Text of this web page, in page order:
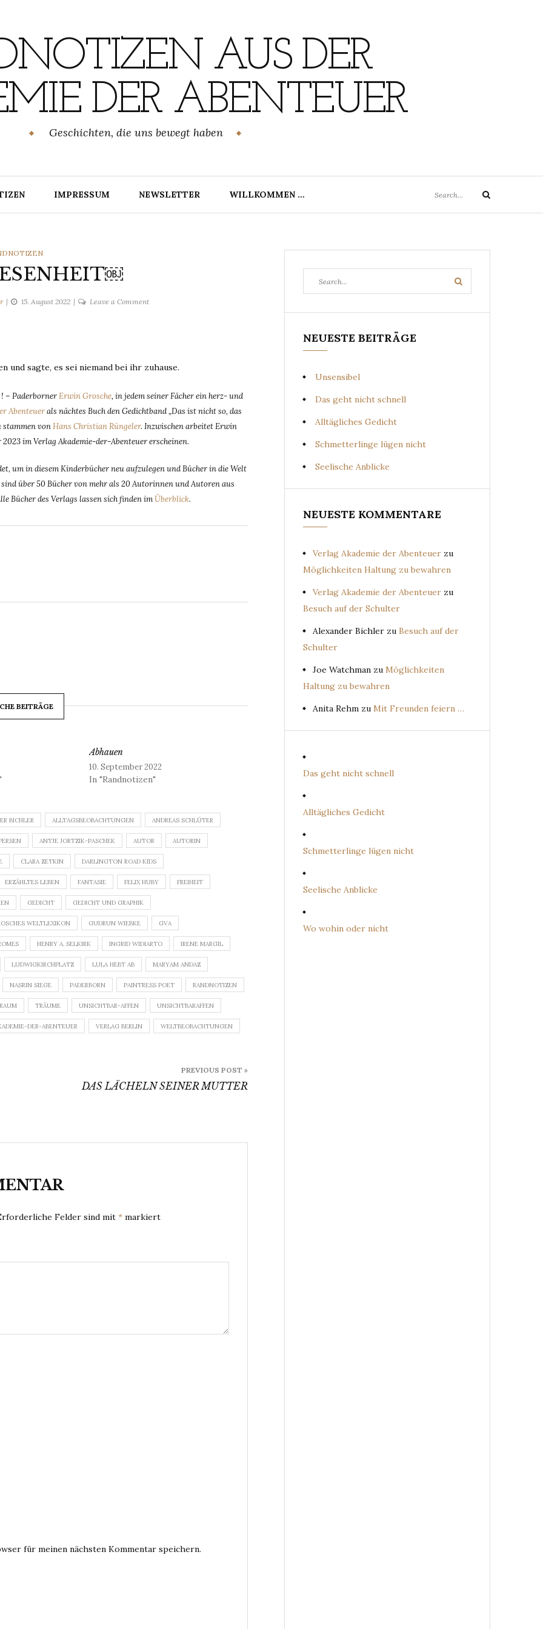
AUS DER
DER ABENTEUER
Geschichten, die uns bewegt haben
IMPRESSUM NEWSLETTER WILLKOMMEN …
for:
Search
15. August 2022 Leave a Commenton
und sagte, es sei niemand bei ihr zuhause.
– PaderbornerErwin Grosche, in jedem seiner Fächer ein herz- und
Abenteuerals nächtes Buch den Gedichtband „Das ist nicht so, das
stammen vonHans Christian Rüngeler. Inzwischen arbeitet Erwin
im Verlag Akademie-der-Abenteuer erscheinen.
um in diesem Kinderbücher neu aufzulegen und Bücher in die Welt
über 50 Bücher von mehr als 20 Autorinnen und Autoren aus
Bücher des Verlags lassen sich finden imÜberblick.
BEITRÄGE
Abhauen
10. September 2022
In "Randnotizen"
BICHLER ALLTAGSBEOBACHTUNGEN ANDREAS SCHLÜTER
ANTJE JORTZIK-PASCHEK AUTOR AUTORIN
CLARA ZETKIN DARLINGTON ROAD KIDS
ERZÄHLTES LEBEN FANTASIE FELIX HUBY FREIHEIT
GEDICHT GEDICHT UND GRAPHIK
WELTLEXIKON GUDRUN WIEBKE GVA
HENRY A. SELKIRK INGRID WIDIARTO IRENE MARGIL
LUDWIGKIRCHPLATZ LULA HEBT AB MARYAM ANDAZ
NASRIN SIEGE PADERBORN PAINTRESS POET RANDNOTIZEN
TRÄUME UNSICHTBAR-AFFEN UNSICHTBARAFFEN
DER-ABENTEUER VERLAG BERLIN WELTBEOBACHTUNGEN
PREVIOUS POST »
DAS LÄCHELN SEINER MUTTER
Felder sind mit * markiert
für meinen nächsten Kommentar speichern.
for:
Search
NEUESTE BEITRÄGE
Unsensibel
Das geht nicht schnell
Alltägliches Gedicht
Schmetterlinge lügen nicht
Seelische Anblicke
NEUESTE KOMMENTARE
Verlag Akademie der Abenteuer zu
Möglichkeiten Haltung zu bewahren
Verlag Akademie der Abenteuer zu
Besuch auf der Schulter
Alexander Bichler zu Besuch auf der
Schulter
Joe Watchman zu Möglichkeiten
Haltung zu bewahren
Anita Rehm zu Mit Freunden feiern …
Das geht nicht schnell
Alltägliches Gedicht
Schmetterlinge lügen nicht
Seelische Anblicke
Wo wohin oder nicht